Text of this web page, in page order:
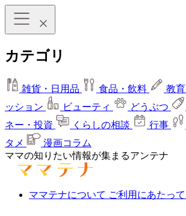
カテゴリ
雑貨・日用品 食品・飲料 教育
ッション
ビューティ どうぶつ
ネー・投資
くらしの相談 行事
タメ
漫画コラム
ママの知りたい情報が集まるアンテナ
ママテナについて ご利用にあたって